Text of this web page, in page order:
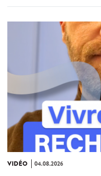
VIDÉO 04.08.2026